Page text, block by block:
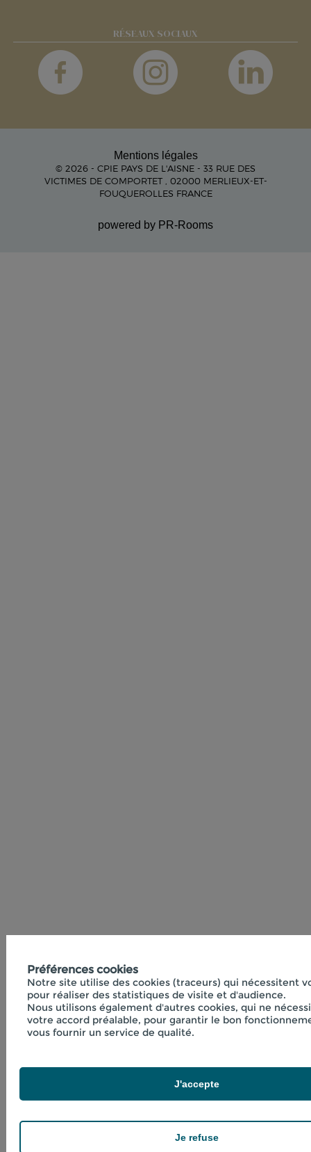
RÉSEAUX SOCIAUX
Mentions légales
© 2026 - CPIE PAYS DE L'AISNE - 33 RUE DES
VICTIMES DE COMPORTET , 02000 MERLIEUX-ET-
FOUQUEROLLES FRANCE
powered by PR-Rooms
Préférences cookies
Notre site utilise des cookies (traceurs) qui nécessitent
pour réaliser des statistiques de visite et d'audience.
Nous utilisons également d'autres cookies, qui ne
votre accord préalable, pour garantir le bon
vous fournir un service de qualité.
Je refuse
J'accepte